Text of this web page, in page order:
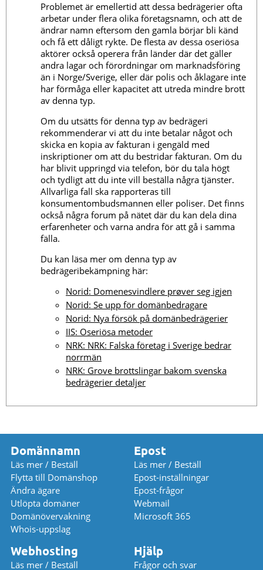
Problemet är emellertid att dessa bedrägerier ofta
arbetar under flera olika företagsnamn, och att de
ändrar namn eftersom den gamla börjar bli känd
och få ett dåligt rykte. De flesta av dessa oseriösa
aktörer också operera från länder där det gäller
andra lagar och förordningar om marknadsföring
än i Norge/Sverige, eller där polis och åklagare inte
har förmåga eller kapacitet att utreda mindre brott
av denna typ.
Om du utsätts för denna typ av bedrägeri
rekommenderar vi att du inte betalar något och
skicka en kopia av fakturan i gengäld med
inskriptioner om att du bestridar fakturan. Om du
har blivit uppringd via telefon, bör du tala högt
och tydligt att du inte vill beställa några tjänster.
Allvarliga fall ska rapporteras till
konsumentombudsmannen eller poliser. Det finns
också några forum på nätet där du kan dela dina
erfarenheter och varna andra för att gå i samma
fälla.
Du kan läsa mer om denna typ av
bedrägeribekämpning här:
Norid: Domenesvindlere prøver seg igjen
Norid: Se upp för domänbedragare
Norid: Nya försök på domänbedrägerier
IIS: Oseriösa metoder
NRK: NRK: Falska företag i Sverige bedrar
norrmän
NRK: Grove brottslingar bakom svenska
bedrägerier detaljer
Domännamn
Läs mer / Beställ
Flytta till Domänshop
Ändra ägare
Utlöpta domäner
Domänövervakning
Whois-uppslag
Epost
Läs mer / Beställ
Epost-inställningar
Epost-frågor
Webmail
Microsoft 365
Webhosting
Läs mer / Beställ
Hjälp
Frågor och svar